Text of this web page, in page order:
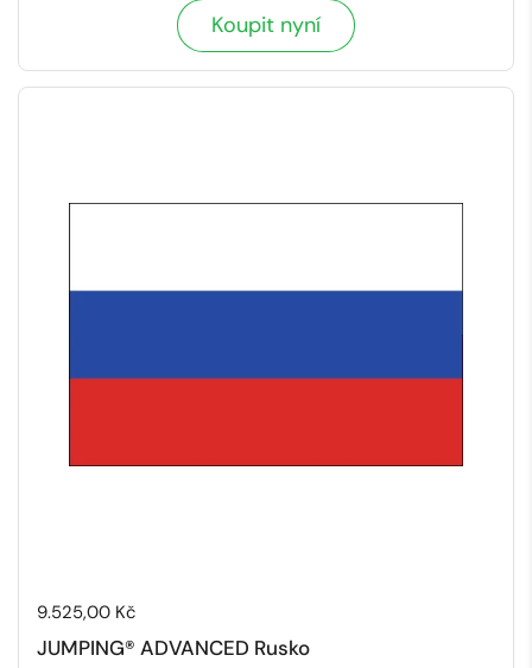
Koupit nyní
Cena:
9.525,00 Kč
JUMPING® ADVANCED Rusko